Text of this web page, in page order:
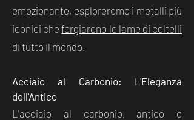
emozionante, esploreremo i metalli più
iconici cheforgiarono le lame di coltelli
di tutto il mondo.
Acciaio al Carbonio: L'Eleganza
dell'Antico
L'acciaio al carbonio, antico e